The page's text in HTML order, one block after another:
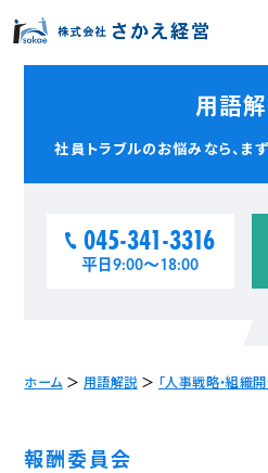
用語
社員トラブルのお悩みなら、 ま
045-341-3316
平日9:00〜18:00
ホーム＞ 用語解説＞ 「人事戦略・組織
報酬委員会